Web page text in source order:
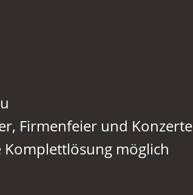
Firmenfeier und Konzerte
möglich